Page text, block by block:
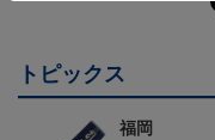
トピックス
福岡